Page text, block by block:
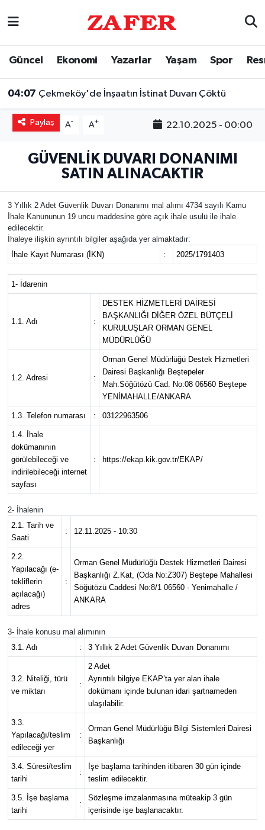
Güncel Ekonomi Yazarlar Yaşam Spor
04:07 Çekmeköy'de İnşaatın İstinat Duvarı Çöktü
Paylaş A- A+ 22.10.2025 - 00:00
GÜVENLİK DUVARI DONANIMI
SATIN ALINACAKTIR
3 Yıllık 2 Adet Güvenlik Duvarı Donanımı mal alımı 4734 sayılı Kamu
İhale Kanununun 19 uncu maddesine göre açık ihale usulü ile ihale
edilecektir.
İhaleye ilişkin ayrıntılı bilgiler aşağıda yer almaktadır:
İhale Kayıt Numarası (İKN)
: 2025/1791403
1- İdarenin
1.1. Adı :
DESTEK HİZMETLERİ DAİRESİ
BAŞKANLIĞI DİĞER ÖZEL BÜTÇELİ
KURULUŞLAR ORMAN GENEL
MÜDÜRLÜĞÜ
1.2. Adresi :
Orman Genel Müdürlüğü Destek Hizmetleri
Dairesi Başkanlığı Beştepeler
Mah.Söğütözü Cad. No:08 06560 Beştepe
YENİMAHALLE/ANKARA
1.3. Telefon numarası : 03122963506
1.4. İhale
dokümanının
görülebileceği ve
indirilebileceği internet
sayfası
: https://ekap.kik.gov.tr/EKAP/
2- İhalenin
2.1. Tarih ve
Saati
: 12.11.2025 - 10:30
2.2.
Yapılacağı (e-
tekliflerin
açılacağı)
adres
:
Orman Genel Müdürlüğü Destek Hizmetleri Dairesi
Başkanlığı Z.Kat, (Oda No:Z307) Beştepe Mahallesi
Söğütözü Caddesi No:8/1 06560 - Yenimahalle /
ANKARA
3- İhale konusu mal alımının
3.1. Adı
: 3 Yıllık 2 Adet Güvenlik Duvarı Donanımı
3.2. Niteliği, türü
ve miktarı
:
2 Adet
Ayrıntılı bilgiye EKAP’ta yer alan ihale
dokümanı içinde bulunan idari şartnameden
ulaşılabilir.
3.3.
Yapılacağı/teslim
edileceği yer
:
Orman Genel Müdürlüğü Bilgi Sistemleri Dairesi
Başkanlığı
3.4. Süresi/teslim
tarihi
:
İşe başlama tarihinden itibaren 30 gün içinde
teslim edilecektir.
3.5. İşe başlama
tarihi
:
Sözleşme imzalanmasına müteakip 3 gün
içerisinde işe başlanacaktır.
Nöbetçi Eczaneler
Süper Lig Puan Durumu ve Fikstür
Son Dakika Haberleri
Haber Arşivi